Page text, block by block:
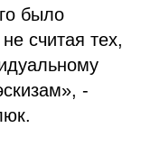
было
считая тех,
-